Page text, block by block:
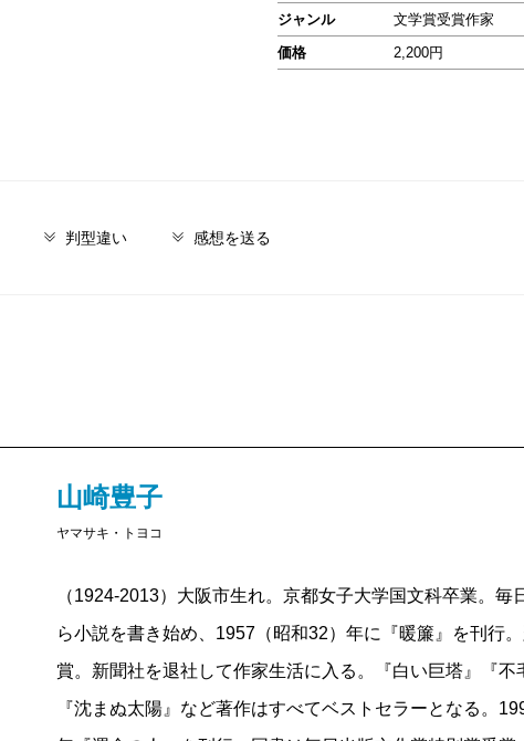
ジャンル
文学賞受賞作家
価格
2,200円
判型違い 感想を送る
山崎豊子
ヤマサキ・トヨコ
（1924-2013）大阪市生れ。京都女子大学国文科卒業。
ら小説を書き始め、1957（昭和32）年に『暖簾』を刊行
賞。新聞社を退社して作家生活に入る。『白い巨塔』『不
『沈まぬ太陽』など著作はすべてベストセラーとなる。